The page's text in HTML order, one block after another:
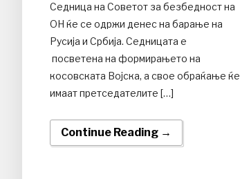
Седница на Советот за безбедност на
ОН ќе се одржи денес на барање на
Русија и Србија. Седницата е
посветена на формирањето на
косовската Војска, а свое обраќање ќе
имаат претседателите […]
Continue Reading →